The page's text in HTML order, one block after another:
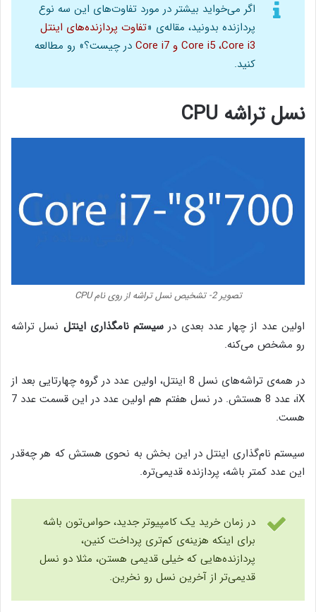
اگر می‌خواید بیشتر در مورد تفاوت‌های این سه ‌نوع
پردازنده بدونید، مقاله‌ی «تفاوت پردازنده‌های اینتل
Core i5 ،Core i3 و Core i7
در چیست؟» رو مطالعه
کنید.
نسل تراشه CPU
تصویر 2- تشخیص نسل تراشه‌ از روی نام CPU
اولین عدد از چهار عدد بعدی در سیستم نامگذاری اینتل نسل تراشه
رو مشخص می‌کنه.
در همه‌ی تراشه‌های نسل 8 اینتل، اولین عدد در گروه چهارتایی بعد از
iX، عدد 8 هستش. در نسل هفتم هم اولین عدد در این قسمت عدد 7
هست.
سیستم نام‌گذاری اینتل در این بخش به نحوی هستش که هر چه‌قدر
این عدد کمتر باشه، پردازنده قدیمی‌تره.
در زمان خرید یک کامپیوتر جدید، حواس‌تون باشه
برای اینکه هزینه‌ی کم‌تری پرداخت کنین،
پردازنده‌هایی که خیلی قدیمی هستن، مثلا دو نسل
قدیمی‌تر از آخرین نسل رو نخرین.